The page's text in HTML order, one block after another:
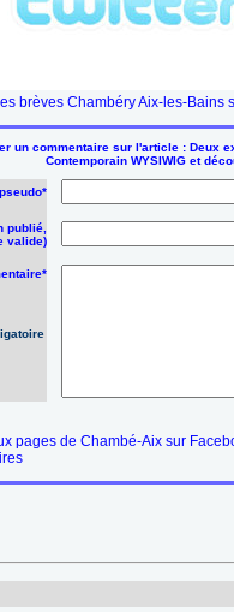
brèves Chambéry Aix-les-Bains
un commentaire sur l'article : Deux
Contemporain WYSIWIG et
publié,
valide)
pages de Chambé-Aix sur